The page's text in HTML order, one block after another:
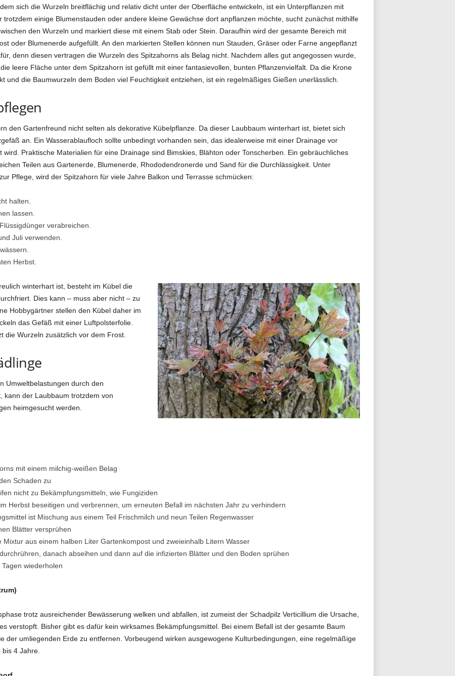
sich die Wurzeln breitflächig und relativ dicht unter der Oberfläche entwickeln, ist ein Unterpflanzen mit
einige Blumenstauden oder andere kleine Gewächse dort anpflanzen möchte, sucht zunächst mithilfe
den Wurzeln und markiert diese mit einem Stab oder Stein. Daraufhin wird der gesamte Bereich mit
oder Blumenerde aufgefüllt. An den markierten Stellen können nun Stauden, Gräser oder Farne angepflanzt
denn diesen vertragen die Wurzeln des Spitzahorns als Belag nicht. Nachdem alles gut angegossen wurde,
leere Fläche unter dem Spitzahorn ist gefüllt mit einer fantasievollen, bunten Pflanzenvielfalt. Da die Krone
und die Baumwurzeln dem Boden viel Feuchtigkeit entziehen, ist ein regelmäßiges Gießen unerlässlich.
den Gartenfreund nicht selten als dekorative Kübelpflanze. Da dieser Laubbaum winterhart ist, bietet sich
an. Ein Wasserablaufloch sollte unbedingt vorhanden sein, das idealerweise mit einer Drainage vor
Praktische Materialien für eine Drainage sind Bimskies, Blähton oder Tonscherben. Ein gebräuchliches
Teilen aus Gartenerde, Blumenerde, Rhododendronerde und Sand für die Durchlässigkeit. Unter
Pflege, wird der Spitzahorn für viele Jahre Balkon und Terrasse schmücken:
halten.
lassen.
verabreichen.
Juli verwenden.
Herbst.
winterhart ist, besteht im Kübel die
Dies kann – muss aber nicht – zu
Hobbygärtner stellen den Kübel daher im
das Gefäß mit einer Luftpolsterfolie.
die Wurzeln zusätzlich vor dem Frost.
Umweltbelastungen durch den
kann der Laubbaum trotzdem von
heimgesucht werden.
mit einem milchig-weißen Belag
Schaden zu
nicht zu Bekämpfungsmitteln, wie Fungiziden
Herbst beseitigen und verbrennen, um erneuten Befall im nächsten Jahr zu verhindern
ist Mischung aus einem Teil Frischmilch und neun Teilen Regenwasser
Blätter versprühen
aus einem halben Liter Gartenkompost und zweieinhalb Litern Wasser
danach abseihen und dann auf die infizierten Blätter und den Boden sprühen
wiederholen
trotz ausreichender Bewässerung welken und abfallen, ist zumeist der Schadpilz Verticillium die Ursache,
verstopft. Bisher gibt es dafür kein wirksames Bekämpfungsmittel. Bei einem Befall ist der gesamte Baum
der umliegenden Erde zu entfernen. Vorbeugend wirken ausgewogene Kulturbedingungen, eine regelmäßige
4 Jahre.